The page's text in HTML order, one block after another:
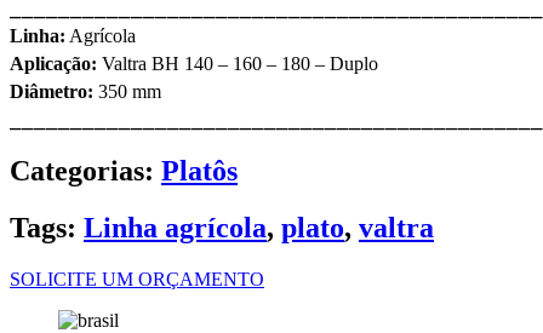
Linha: Agrícola
Aplicação: Valtra BH 140 – 160 – 180 – Duplo
Diâmetro: 350 mm
Categorias: Platôs
Tags: Linha agrícola, plato, valtra
SOLICITE UM ORÇAMENTO